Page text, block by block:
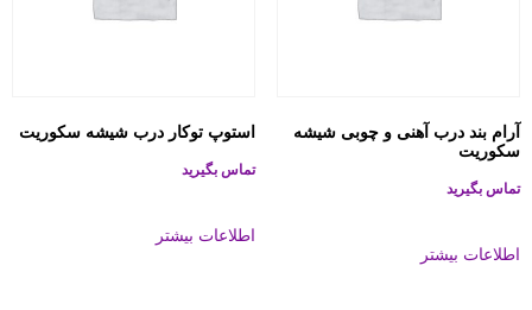
آرام بند درب آهنی و چوبی شیشه
سکوریت
تماس بگیرید
اطلاعات بیشتر
استوپ توکار درب شیشه سکوریت
تماس بگیرید
اطلاعات بیشتر